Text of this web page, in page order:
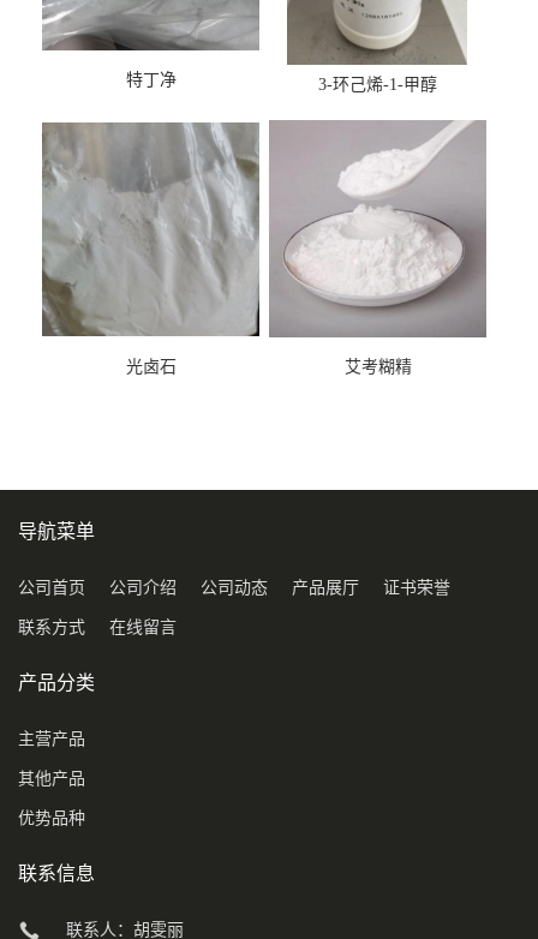
特丁净 3-环己烯-1-甲醇
光卤石 艾考糊精
导航菜单
公司首页 公司介绍 公司动态 产品展厅 证书荣誉
联系方式 在线留言
产品分类
主营产品
其他产品
优势品种
联系信息
联系人：胡雯丽